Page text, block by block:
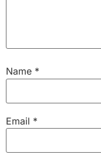
Name *
Email *